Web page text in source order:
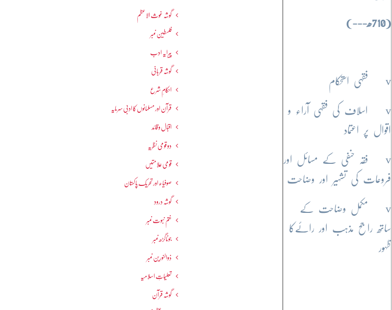
(710ھ---)
v فقہی استحکام
v اسلاف کی فقہی آراء و
اقوال پر اعتماد
v فقہ حنفی کے مسائل اور
فروعات کی تشہیر اور وضاحت
v مکمل وضاحت کے
ساتھ راجح مذہب اور رائےکا
ظہور
گوشہ غوث الاعظم
فلسطین نمبر
پیرایہ ادب
گوشہ قربانی
احکامِ شرع
قرآن اور مسلمانوں کا ادبی سرمایہ
اقبال و قائد
دو قومی نظریہ
قومی علامتیں
صوفیاء اور تحریک ِپاکستان
گوشہ درود
ختم نبوت نمبر
جوناگڑھ نمبر
ذوالنورین نمبر
تعلیماتِ اسلامیہ
گوشہ قرآن